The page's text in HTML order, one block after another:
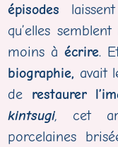
épisodes
qu’elles
moins à écrire.
biographie, avait
de restaurer
kintsugi, cet
porcelaines